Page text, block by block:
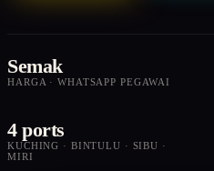
Semak
HARGA · WHATSAPP PEGAWAI
4 ports
KUCHING · BINTULU · SIBU ·
MIRI